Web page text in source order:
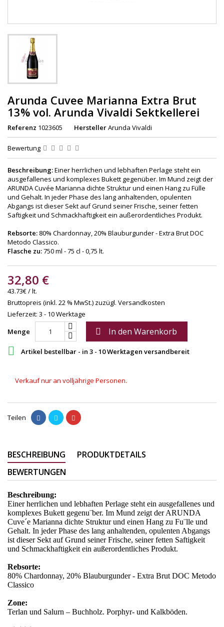
Arunda Cuvee Marianna Extra Brut
13% vol. Arunda Vivaldi Sektkellerei
Referenz 1023605 HerstellerArunda Vivaldi
Bewertung
Beschreibung:Einer herrlichen und lebhaften Perlage steht ein
ausgefallenes und komplexes Bukett gegenüber. Im Mund zeigt der
ARUNDA Cuvée Marianna dichte Struktur und einen Hang zu Fülle
und Gehalt. In jeder Phase des lang anhaltenden, opulenten
Abgangs ist dieser Sekt auf Grund seiner Frische, seiner fetten
Saftigkeit und Schmackhaftigkeit ein außerordentliches Produkt.
Rebsorte: 80% Chardonnay, 20% Blauburgunder - Extra Brut DOC
Metodo Classico.
Flasche zu:750 ml - 75 cl - 0,75 lt.
32,80 €
43.73€ / lt.
Bruttopreis (inkl. 22 % MwSt.) zuzügl. Versandkosten
Lieferzeit: 3 - 10 Werktage
Menge
 In den Warenkorb
 Artikel bestellbar - in 3 - 10 Werktagen versandbereit
Verkauf nur an volljährige Personen.
Teilen
BESCHREIBUNG
PRODUKTDETAILS
BEWERTUNGEN
Beschreibung:
Einer herrlichen und lebhaften Perlage steht ein ausgefallenes und
komplexes Bukett gegenu¨ber. Im Mund zeigt der ARUNDA
Cuve´e Marianna dichte Struktur und einen Hang zu Fu¨lle und
Gehalt. In jeder Phase des lang anhaltenden, opulenten Abgangs
ist dieser Sekt auf Grund seiner Frische, seiner fetten Saftigkeit
und Schmackhaftigkeit ein außerordentliches Produkt.
Rebsorte:
80% Chardonnay, 20% Blauburgunder - Extra Brut DOC Metodo
Classico
Zone:
Terlan und Salurn – Buchholz. Porphyr- und Kalkböden.